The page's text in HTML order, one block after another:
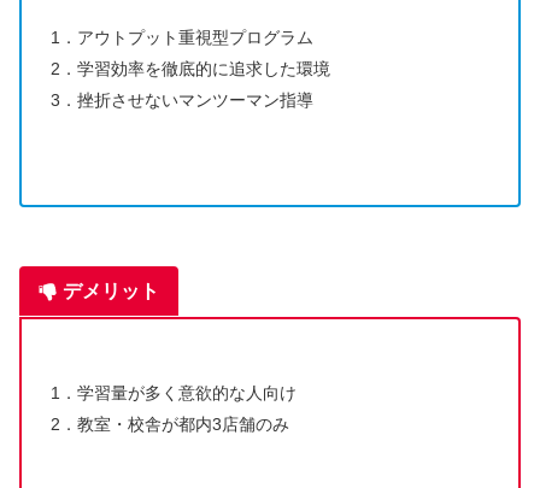
1．アウトプット重視型プログラム
2．学習効率を徹底的に追求した環境
3．挫折させないマンツーマン指導
デメリット
1．学習量が多く意欲的な人向け
2．教室・校舎が都内3店舗のみ